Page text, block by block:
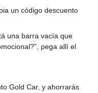
un código descuento
una barra vacía que
pega allí el
Gold Car, y ahorrarás